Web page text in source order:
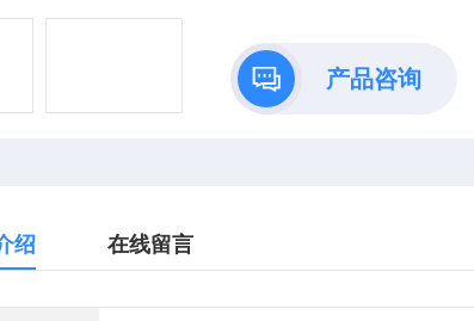
产品咨询
绍 在线留言